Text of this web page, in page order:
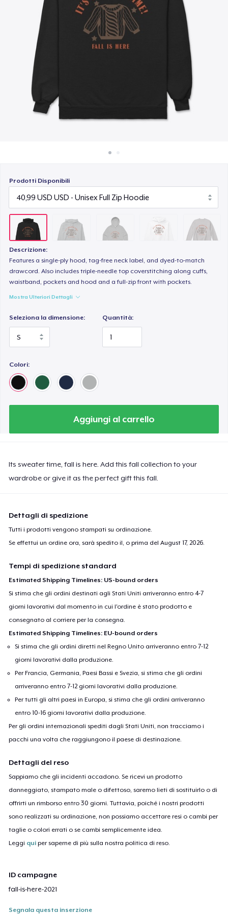
Vendi ovunque
Vendi qualsiasi cosa
Prodotti Disponibili
Descrizione:
Features a single-ply hood, tag-free neck label, and dyed-to-match
drawcord. Also includes triple-needle top coverstitching along cuffs,
waistband, pockets and hood and a full-zip front with pockets.
Mostra Ulteriori Dettagli
Seleziona la dimensione: Quantità:
Colori:
Aggiungi al carrello
Its sweater time, fall is here. Add this fall collection to your
wardrobe or give it as the perfect gift this fall.
Dettagli di spedizione
Tutti i prodotti vengono stampati su ordinazione.
Se effettui un ordine ora, sarà spedito il, o prima delAugust 17, 2026.
Tempi di spedizione standard
Estimated Shipping Timelines: US-bound orders
Si stima che gli ordini destinati agli Stati Uniti arriveranno entro 4-7
giorni lavorativi dal momento in cui l'ordine è stato prodotto e
consegnato al corriere per la consegna.
Estimated Shipping Timelines: EU-bound orders
Si stima che gli ordini diretti nel Regno Unito arriveranno entro 7-12
giorni lavorativi dalla produzione.
Per Francia, Germania, Paesi Bassi e Svezia, si stima che gli ordini
arriveranno entro 7-12 giorni lavorativi dalla produzione.
Per tutti gli altri paesi in Europa, si stima che gli ordini arriveranno
entro 10-16 giorni lavorativi dalla produzione.
Per gli ordini internazionali spediti dagli Stati Uniti, non tracciamo i
pacchi una volta che raggiungono il paese di destinazione.
Dettagli del reso
Sappiamo che gli incidenti accadono. Se ricevi un prodotto
danneggiato, stampato male o difettoso, saremo lieti di sostituirlo o di
offrirti un rimborso entro 30 giorni. Tuttavia, poiché i nostri prodotti
sono realizzati su ordinazione, non possiamo accettare resi o cambi per
taglie o colori errati o se cambi semplicemente idea.
Leggi qui per saperne di più sulla nostra politica di reso.
ID campagne
fall-is-here-2021
Segnala questa inserzione
48,99 USD
Unisex Premium Pullover Hoodie